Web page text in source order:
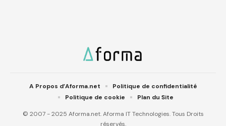
© 2007 - 2025 Aforma.net. Aforma IT Technologies. Tous Droits
réservés.
A Propos d’Aforma.net
Politique de confidentialité
Politique de cookie
Plan du Site